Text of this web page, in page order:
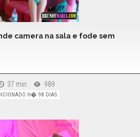
camera na sala e fode sem
37 min 989
H� 98 DIAS